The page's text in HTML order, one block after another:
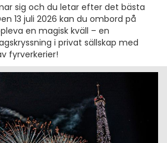
sig och du letar efter det bästa
13 juli 2026 kan du ombord på
en magisk kväll – en
i privat sällskap med
fyrverkerier!